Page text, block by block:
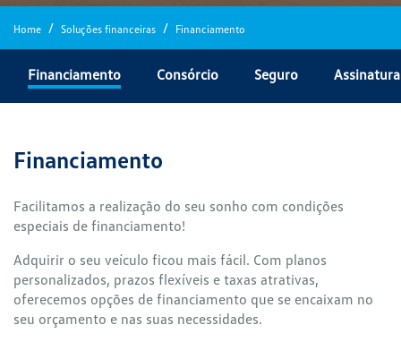
Home Soluções financeiras Financiamento
Consórcio
Financiamento Seguro Assinatura
Financiamento
Facilitamos a realização do seu sonho com condições
especiais de financiamento!
Adquirir o seu veículo ficou mais fácil. Com planos
personalizados, prazos flexíveis e taxas atrativas,
oferecemos opções de financiamento que se encaixam no
seu orçamento e nas suas necessidades.